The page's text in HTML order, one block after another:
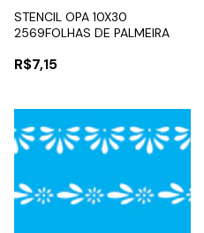
STENCIL OPA 10X30
2569FOLHAS DE PALMEIRA
R$7,15